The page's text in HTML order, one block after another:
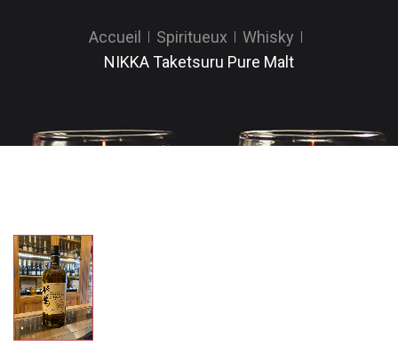
Accueil Spiritueux
Whisky
NIKKA Taketsuru Pure Malt